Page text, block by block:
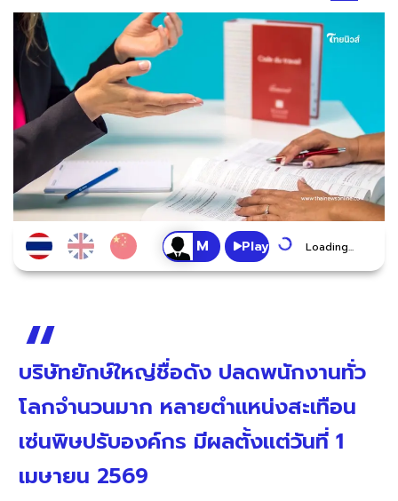
Play Loading...
บริษัทยักษ์ใหญ่ชื่อดัง ปลดพนักงานทั่ว
โลกจำนวนมาก หลายตำแหน่งสะเทือน
เซ่นพิษปรับองค์กร มีผลตั้งแต่วันที่ 1
เมษายน 2569